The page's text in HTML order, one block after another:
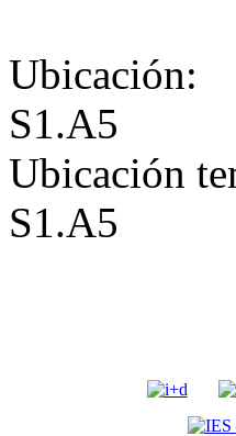
Ubicación:
S1.A5
Ubicación
S1.A5